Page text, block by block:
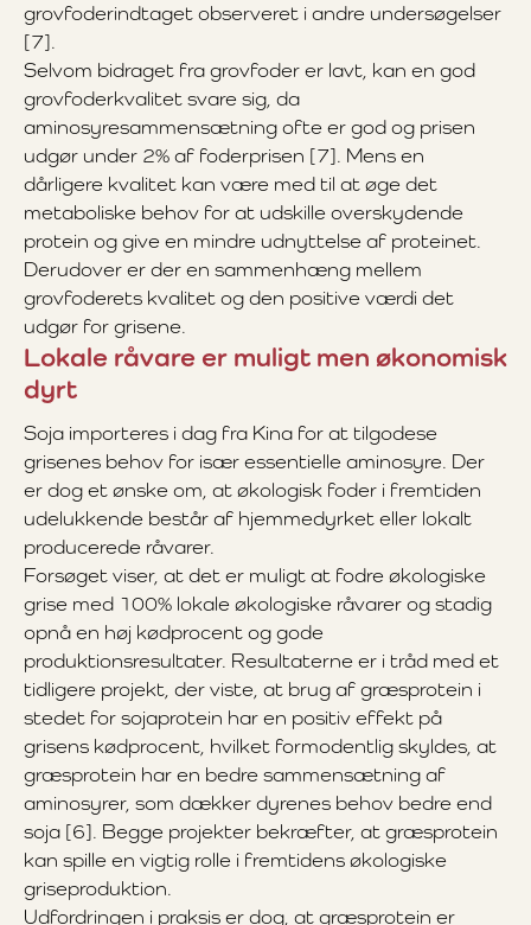
grovfoderindtaget observeret i andre undersøgelser
[7].
Selvom bidraget fra grovfoder er lavt, kan en god
grovfoderkvalitet svare sig, da
aminosyresammensætning ofte er god og prisen
udgør under 2% af foderprisen [7]. Mens en
dårligere kvalitet kan være med til at øge det
metaboliske behov for at udskille overskydende
protein og give en mindre udnyttelse af proteinet.
Derudover er der en sammenhæng mellem
grovfoderets kvalitet og den positive værdi det
udgør for grisene.
Lokale råvare er muligt men økonomisk
dyrt
Soja importeres i dag fra Kina for at tilgodese
grisenes behov for især essentielle aminosyre. Der
er dog et ønske om, at økologisk foder i fremtiden
udelukkende består af hjemmedyrket eller lokalt
producerede råvarer.
Forsøget viser, at det er muligt at fodre økologiske
grise med 100% lokale økologiske råvarer og stadig
opnå en høj kødprocent og gode
produktionsresultater. Resultaterne er i tråd med et
tidligere projekt, der viste, at brug af græsprotein i
stedet for sojaprotein har en positiv effekt på
grisens kødprocent, hvilket formodentlig skyldes, at
græsprotein har en bedre sammensætning af
aminosyrer, som dækker dyrenes behov bedre end
soja [6]. Begge projekter bekræfter, at græsprotein
kan spille en vigtig rolle i fremtidens økologiske
griseproduktion.
Udfordringen i praksis er dog, at græsprotein er